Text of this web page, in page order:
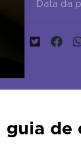
Data da